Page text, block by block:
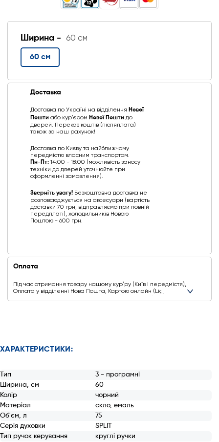
Ширина - 60 см
60 см
Доставка
Доставка по Україні на відділення Нової
Пошти або курʼєром Нової Пошти до
дверей. Переказ коштів (післяплата)
також за наш рахунок!
Доставка по Києву та найближчому
передмістю власним транспортом.
Пн-Пт: 14:00 - 18:00 (можливість заносу
техніки до дверей уточнюйте при
оформленні замовлення).
Зверніть увагу! Безкоштовна доставка не
розповсюджується на аксесуари (вартість
доставки 70 грн, відправляємо при повній
передплаті), холодильників Новою
Поштою - 600 грн.
Оплата
Під час отримання товару нашому курʼру (Київ і передмістя),
Оплата у відділенні Нова Пошта, Картою онлайн (Liqpay,
ХАРАКТЕРИСТИКИ:
Тип
3 - програмні
Ширина, см
60
Колір
чорний
Матеріал
скло, емаль
Об'єм, л
75
Серія духовки
SPLIT
Тип ручок керування
круглі ручки